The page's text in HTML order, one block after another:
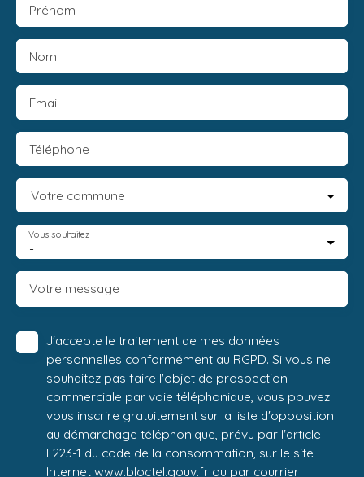
Prénom
Nom
Email
Téléphone
Votre commune
-
Vous souhaitez
Votre message
J'accepte le traitement de mes données
personnelles conformément au RGPD. Si vous ne
souhaitez pas faire l'objet de prospection
commerciale par voie téléphonique, vous pouvez
vous inscrire gratuitement sur la liste d'opposition
au démarchage téléphonique, prévu par l'article
L223-1 du code de la consommation, sur le site
Internet www.bloctel.gouv.fr ou par courrier